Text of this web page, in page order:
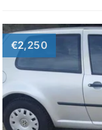
€2,250